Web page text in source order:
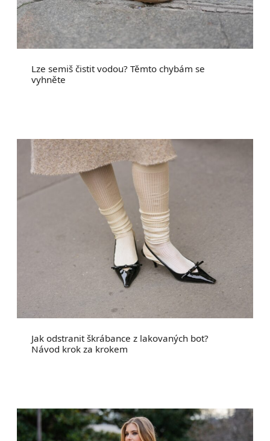
Lze semiš čistit vodou? Těmto chybám se
vyhněte
Jak odstranit škrábance z lakovaných bot?
Návod krok za krokem